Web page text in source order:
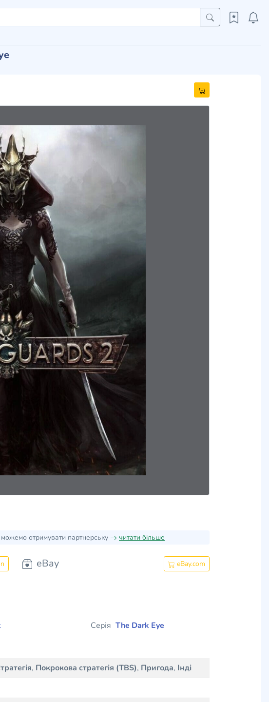
отримувати партнерську читати більше
eBay eBay.com
Серія The Dark Eye
, Покрокова стратегія (TBS), Пригода, Інді